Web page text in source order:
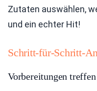
Zutaten auswählen,
und ein echter Hit!
Schritt-für-Schritt-
Vorbereitungen treffen